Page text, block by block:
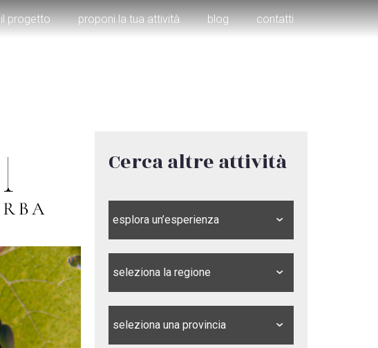
il progetto proponi la tua attività blog contatti
Cerca altre attività